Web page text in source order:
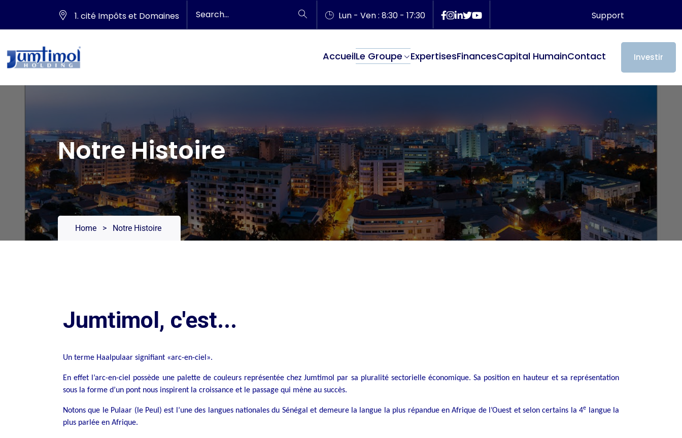
1. cité Impôts et Domaines Lun - Ven : 8:30 - 17:30 Support
AccueilLe Groupe ExpertisesFinancesCapital HumainContact Investir
Notre Histoire
Home > Notre Histoire
Jumtimol, c'est...
Un terme Haalpulaar signifiant «arc-en-ciel».
En effet l’arc-en-ciel possède une palette de couleurs représentée chez Jumtimol par sa pluralité sectorielle économique. Sa position en hauteur et sa représentation
sous la forme d’un pont nous inspirent la croissance et le passage qui mène au succès.
Notons que le Pulaar (le Peul) est l’une des langues nationales du Sénégal et demeure la langue la plus répandue en Afrique de l’Ouest et selon certains la 4e
langue la
plus parlée en Afrique.